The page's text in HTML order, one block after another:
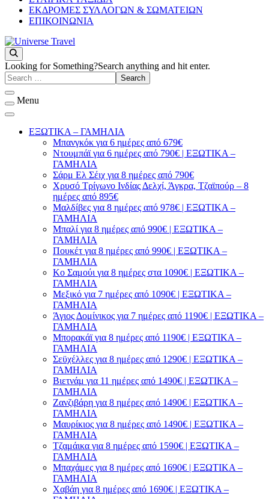
ΕΚΔΡΟΜΕΣ ΣΥΛΛΟΓΩΝ & ΣΩΜΑΤΕΙΩΝ
ΕΠΙΚΟΙΝΩΝΙΑ
Universe Travel
You will love the way you travel
Looking for Something?Search anything and hit enter.
Menu
ΕΞΩΤΙΚΑ – ΓΑΜΗΛΙΑ
Μπανγκόκ για 6 ημέρες από 679€
Ντουμπάϊ για 6 ημέρες από 790€ | ΕΞΩΤΙΚΑ –
ΓΑΜΗΛΙΑ
Σάρμ Ελ Σέιχ για 8 ημέρες από 790€
Χρυσό Τρίγωνο Ινδίας Δελχί, Άγκρα, Τζαϊπούρ – 8
ημέρες από 895€
Μαλδίβες για 8 ημέρες από 978€ | ΕΞΩΤΙΚΑ –
ΓΑΜΗΛΙΑ
Μπαλί για 8 ημέρες από 990€ | ΕΞΩΤΙΚΑ –
ΓΑΜΗΛΙΑ
Πουκέτ για 8 ημέρες από 990€ | ΕΞΩΤΙΚΑ –
ΓΑΜΗΛΙΑ
Κο Σαμούι για 8 ημέρες στα 1090€ | ΕΞΩΤΙΚΑ –
ΓΑΜΗΛΙΑ
Μεξικό για 7 ημέρες από 1090€ | ΕΞΩΤΙΚΑ –
ΓΑΜΗΛΙΑ
Άγιος Δομίνικος για 7 ημέρες από 1190€ | ΕΞΩΤΙΚΑ –
ΓΑΜΗΛΙΑ
Μπορακάϊ για 8 ημέρες από 1190€ | ΕΞΩΤΙΚΑ –
ΓΑΜΗΛΙΑ
Σεϋχέλλες για 8 ημέρες από 1290€ | ΕΞΩΤΙΚΑ –
ΓΑΜΗΛΙΑ
Βιετνάμ για 11 ημέρες από 1490€ | ΕΞΩΤΙΚΑ –
ΓΑΜΗΛΙΑ
Ζανζιβάρη για 8 ημέρες από 1490€ | ΕΞΩΤΙΚΑ –
ΓΑΜΗΛΙΑ
Μαυρίκιος για 8 ημέρες από 1490€ | ΕΞΩΤΙΚΑ –
ΓΑΜΗΛΙΑ
Τζαμάικα για 8 ημέρες από 1590€ | ΕΞΩΤΙΚΑ –
ΓΑΜΗΛΙΑ
Μπαχάμες για 8 ημέρες από 1690€ | ΕΞΩΤΙΚΑ –
ΓΑΜΗΛΙΑ
Χαβάη για 8 ημέρες από 1690€ | ΕΞΩΤΙΚΑ –